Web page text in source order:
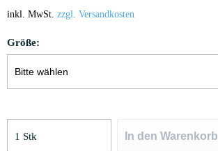
inkl. MwSt. zzgl. Versandkosten
Größe:
In den Warenkorb